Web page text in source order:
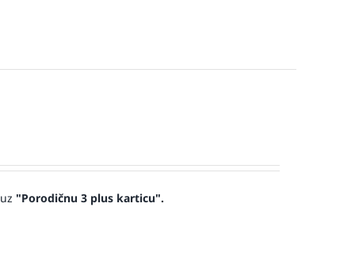
"Porodičnu 3 plus karticu".